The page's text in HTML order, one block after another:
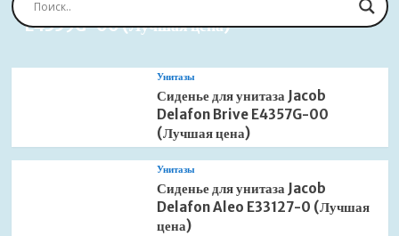
E4359G-00 (Лучшая цена)
Унитазы
Сиденье для унитаза Jacob
Delafon Brive E4357G-00
(Лучшая цена)
Унитазы
Сиденье для унитаза Jacob
Delafon Aleo E33127-0 (Лучшая
цена)